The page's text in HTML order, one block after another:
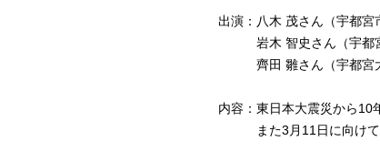
出演：八木 茂さん（宇都宮
岩木 智史さん（宇都宮
齊田 雛さん（宇都宮大
内容：東日本大震災から10
また3月11日に向けて準